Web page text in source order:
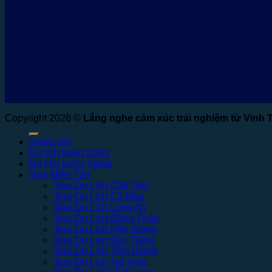
Copyright 2026 © Lắng nghe cảm xúc trải nghiệm từ Vinh
Trang chủ
Du lịch trong nước
Du lịch nước ngoài
Tour Miền Tây
Tour Du Lịch Cần Thơ
Tour Du Lịch Cà Mau
Tour Du Lịch Long An
Tour Du Lịch Đồng Tháp
Tour Du Lịch Hậu Giang
Tour Du Lịch Sóc Trăng
Tour Du Lịch Tiền Giang
Tour Du Lịch Trà Vinh